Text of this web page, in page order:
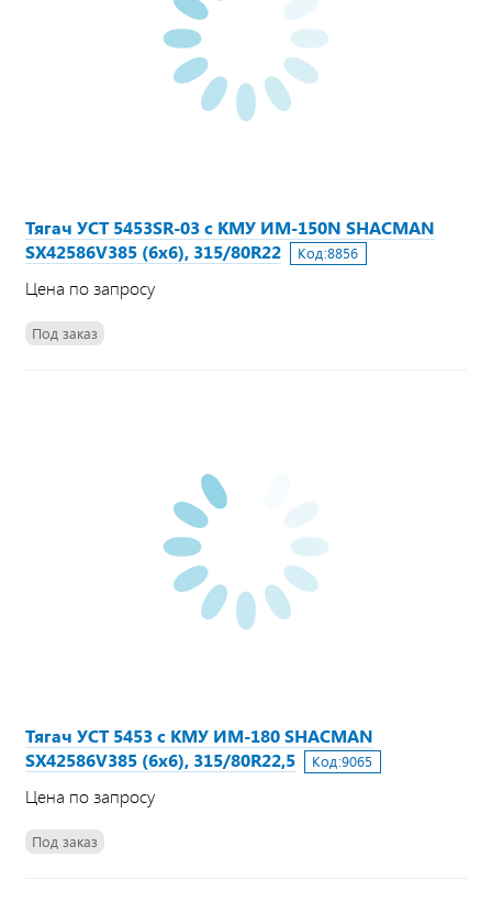
Тягач УСТ 5453SR-03 с КМУ ИМ-150N SHACMAN
SX42586V385 (6х6), 315/80R22
Код:8856
Цена по запросу
Под заказ
Тягач УСТ 5453 с КМУ ИМ-180 SHACMAN
SX42586V385 (6х6), 315/80R22,5
Код:9065
Цена по запросу
Под заказ